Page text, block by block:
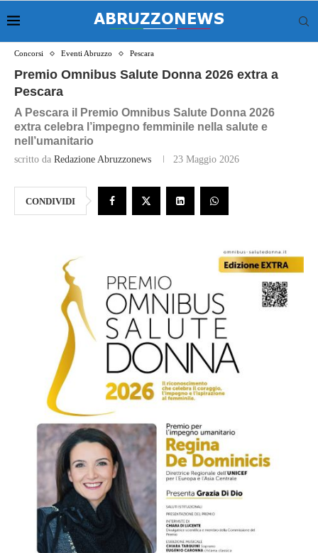
Concorsi Eventi Abruzzo Pescara
Premio Omnibus Salute Donna 2026 extra a
Pescara
A Pescara il Premio Omnibus Salute Donna 2026
extra celebra l’impegno femminile nella salute e
nell’umanitario
scritto da Redazione Abruzzonews 23 Maggio 2026
CONDIVIDI